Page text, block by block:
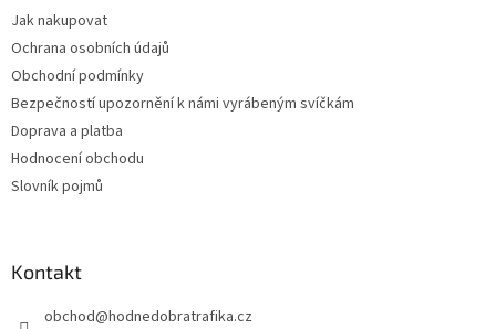
Jak nakupovat
Ochrana osobních údajů
Obchodní podmínky
Bezpečností upozornění k námi vyrábeným svíčkám
Doprava a platba
Hodnocení obchodu
Slovník pojmů
Kontakt
obchod@hodnedobratrafika.cz